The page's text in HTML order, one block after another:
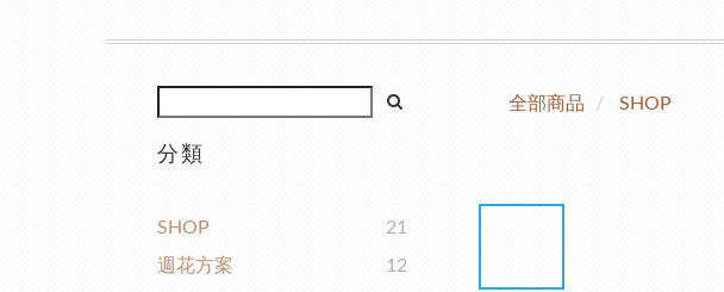
分類
SHOP
21
週花方案
12
全部商品 SHOP